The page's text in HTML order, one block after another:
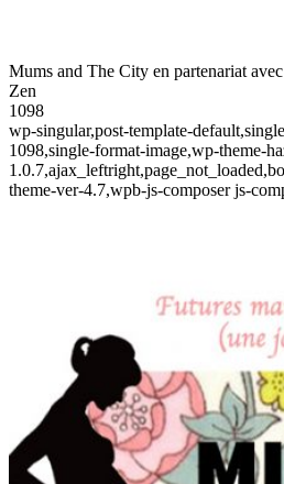
Mums and The City en partenariat
Zen
1098
wp-singular,post-template-
1098,single-format-image,wp-theme-
theme-ver-4.7,wpb-js-composer js-